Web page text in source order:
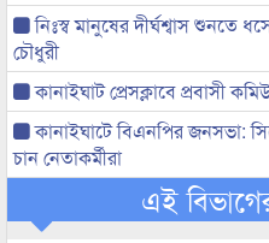
নিঃস্ব মানুষের দীর্ঘশ্বাস শুনতে
চৌধুরী
কানাইঘাট প্রেসক্লাবে প্রবাসী
কানাইঘাটে বিএনপির জনসভা:
চান নেতাকর্মীরা
এই